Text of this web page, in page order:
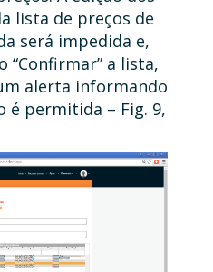
lista de preços de
será impedida e,
“Confirmar” a lista,
alerta informando
é permitida – Fig. 9,